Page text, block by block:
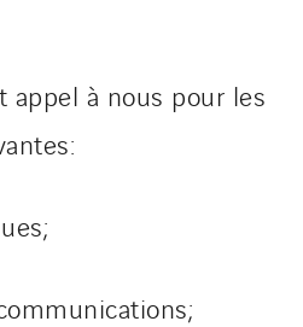
appel à nous pour les